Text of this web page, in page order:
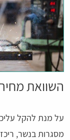
השוואת
על מנת להקל
מסגרות בנשר,